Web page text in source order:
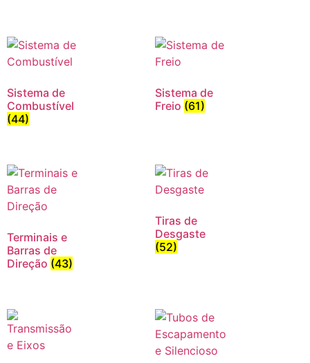
Sistema de
Combustível
(44)
Sistema de
Freio (61)
Terminais e
Barras de
Direção (43)
Tiras de
Desgaste
(52)